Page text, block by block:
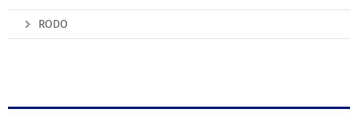
RODO